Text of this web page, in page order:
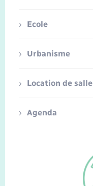
Ecole
Urbanisme
Location de salle
Agenda